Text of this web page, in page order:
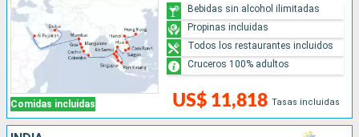
Comidas incluidas US$ 11,818 Tasas incluidas
Bebidas sin alcohol ilimitadas
Propinas incluidas
Todos los restaurantes incluidos
Cruceros 100% adultos